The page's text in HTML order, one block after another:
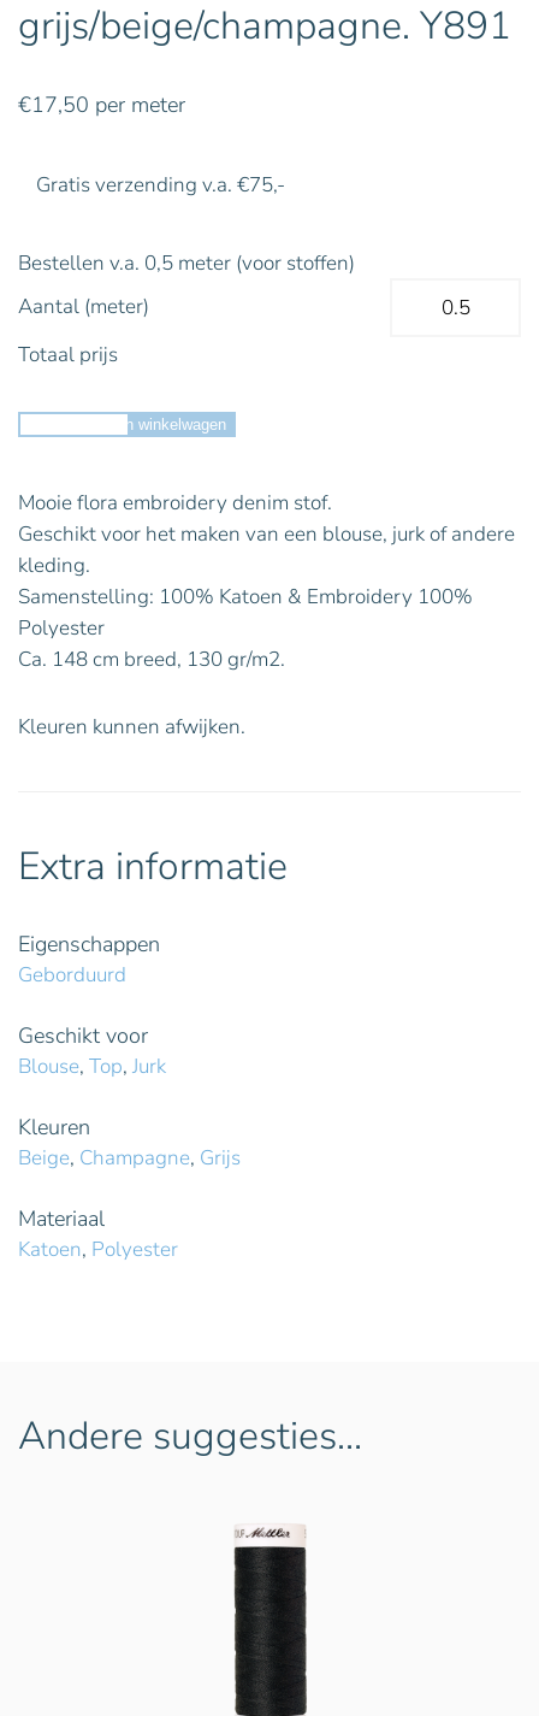
grijs/beige/champagne. Y891
€17,50 per meter
Gratis verzending v.a. €75,-
Bestellen v.a. 0,5 meter (voor stoffen)
Aantal (meter)
Totaal prijs
Toevoegen aan winkelwagen
Mooie flora embroidery denim stof.
Geschikt voor het maken van een blouse, jurk of andere
kleding.
Samenstelling: 100% Katoen & Embroidery 100%
Polyester
Ca. 148 cm breed, 130 gr/m2.
Kleuren kunnen afwijken.
Extra informatie
Eigenschappen
Geborduurd
Geschikt voor
Blouse, Top, Jurk
Kleuren
Beige, Champagne, Grijs
Materiaal
Katoen, Polyester
Andere suggesties…